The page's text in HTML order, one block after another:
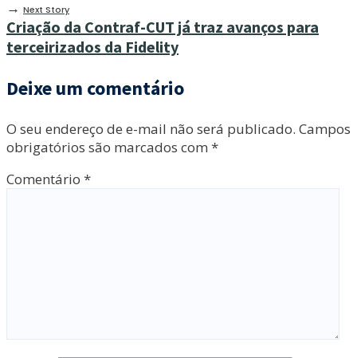
→ Next Story
Criação da Contraf-CUT já traz avanços para
terceirizados da Fidelity
Deixe um comentário
O seu endereço de e-mail não será publicado. Campos
obrigatórios são marcados com *
Comentário *